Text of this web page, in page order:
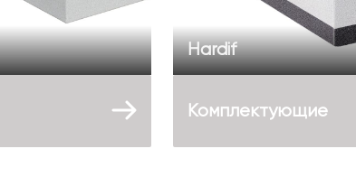
Hardif
Комплектующие